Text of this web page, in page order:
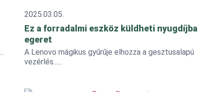
2025.03.05.
Ez a forradalmi eszköz küldheti
egeret
A Lenovo mágikus gyűrűje elhozza a gesztusalapú
vezérlés...